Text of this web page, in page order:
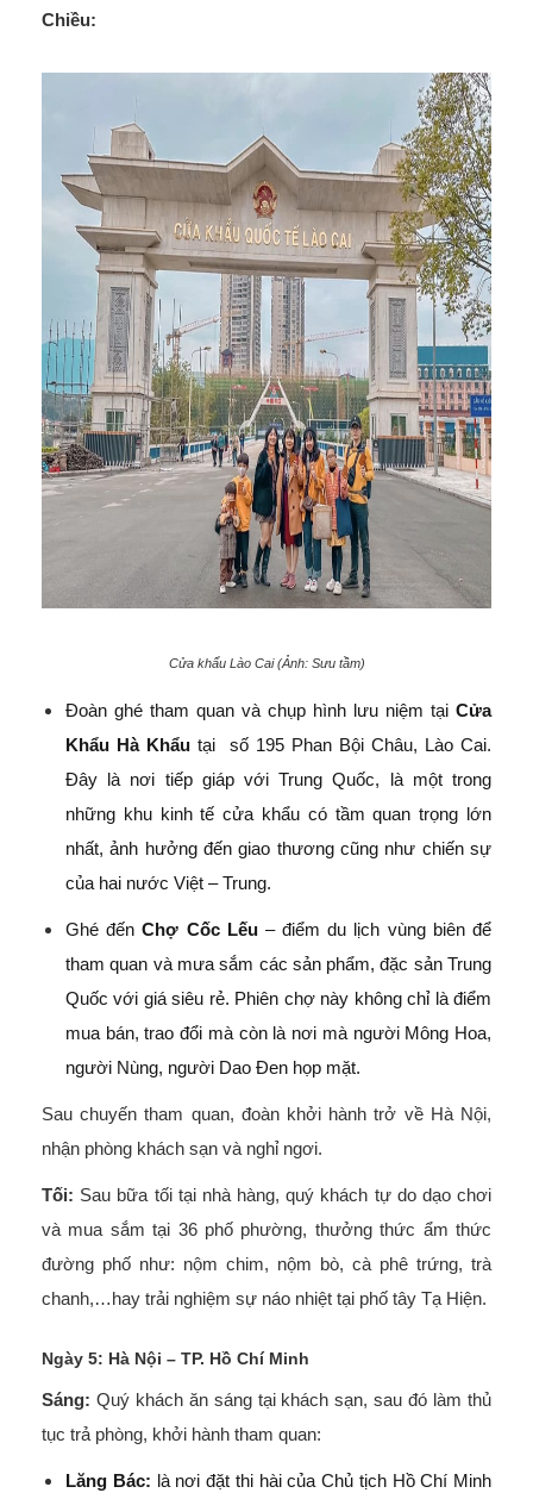
Chiều:
Cửa khẩu Lào Cai (Ảnh: Sưu tầm)
Đoàn ghé tham quan và chụp hình lưu niệm tại Cửa
Khẩu Hà Khẩu tại số 195 Phan Bội Châu, Lào Cai.
Đây là nơi tiếp giáp với Trung Quốc, là một trong
những khu kinh tế cửa khẩu có tầm quan trọng lớn
nhất, ảnh hưởng đến giao thương cũng như chiến sự
của hai nước Việt – Trung.
Ghé đến Chợ Cốc Lếu – điểm du lịch vùng biên để
tham quan và mưa sắm các sản phẩm, đặc sản Trung
Quốc với giá siêu rẻ. Phiên chợ này không chỉ là điểm
mua bán, trao đổi mà còn là nơi mà người Mông Hoa,
người Nùng, người Dao Đen họp mặt.
Sau chuyến tham quan, đoàn khởi hành trở về Hà Nội,
nhận phòng khách sạn và nghỉ ngơi.
Tối: Sau bữa tối tại nhà hàng, quý khách tự do dạo chơi
và mua sắm tại 36 phố phường, thưởng thức ẩm thức
đường phố như: nộm chim, nộm bò, cà phê trứng, trà
chanh,…hay trải nghiệm sự náo nhiệt tại phố tây Tạ Hiện.
Ngày 5: Hà Nội – TP. Hồ Chí Minh
Sáng: Quý khách ăn sáng tại khách sạn, sau đó làm thủ
tục trả phòng, khởi hành tham quan:
Lăng Bác: là nơi đặt thi hài của Chủ tịch Hồ Chí Minh